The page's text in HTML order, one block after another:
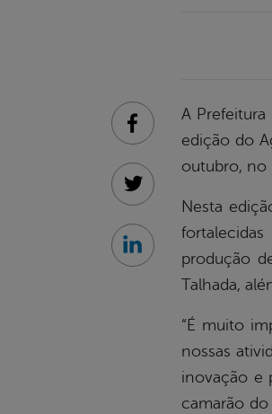
A
edição do
outubro, no
Nesta
produção
Talhada,
“É muito
nossas
inovação e
camarão
Facebook
Twitter
Linkedin